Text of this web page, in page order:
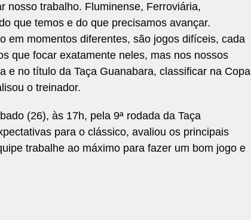
nosso trabalho. Fluminense, Ferroviária,
que temos e do que precisamos avançar.
em momentos diferentes, são jogos difíceis, cada
que focar exatamente neles, mas nos nossos
e no título da Taça Guanabara, classificar na Copa
o treinador.
(26), às 17h, pela 9ª rodada da Taça
para o clássico, avaliou os principais
trabalhe ao máximo para fazer um bom jogo e